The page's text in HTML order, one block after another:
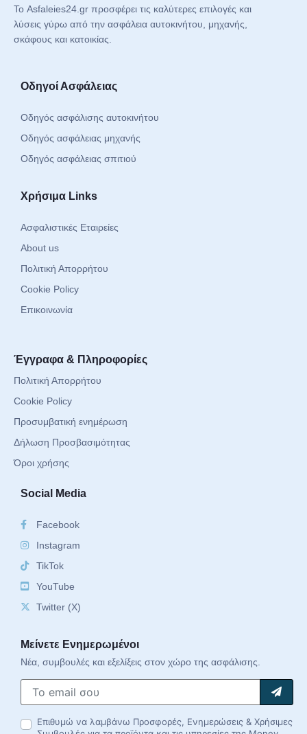
Το Asfaleies24.gr προσφέρει τις καλύτερες επιλογές και
λύσεις γύρω από την ασφάλεια αυτοκινήτου, μηχανής,
σκάφους και κατοικίας.
Οδηγοί Ασφάλειας
Οδηγός ασφάλισης αυτοκινήτου
Οδηγός ασφάλειας μηχανής
Οδηγός ασφάλειας σπιτιού
Χρήσιμα Links
Ασφαλιστικές Εταιρείες
About us
Πολιτική Απορρήτου
Cookie Policy
Επικοινωνία
Έγγραφα & Πληροφορίες
Πολιτική Απορρήτου
Cookie Policy
Προσυμβατική ενημέρωση
Δήλωση Προσβασιμότητας
Όροι χρήσης
Social Media
Facebook
Instagram
TikTok
YouTube
Twitter (X)
Μείνετε Ενημερωμένοι
Νέα, συμβουλές και εξελίξεις στον χώρο της ασφάλισης.
Επιθυμώ να λαμβάνω Προσφορές, Ενημερώσεις & Χρήσιμες